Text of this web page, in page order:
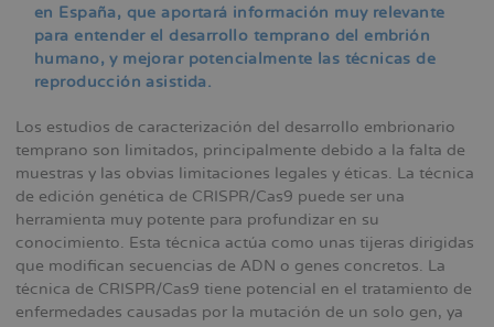
en España, que aportará información muy relevante
para entender el desarrollo temprano del embrión
humano, y mejorar potencialmente las técnicas de
reproducción asistida.
Los estudios de caracterización del desarrollo embrionario
temprano son limitados, principalmente debido a la falta de
muestras y las obvias limitaciones legales y éticas. La técnica
de edición genética de CRISPR/Cas9 puede ser una
herramienta muy potente para profundizar en su
conocimiento. Esta técnica actúa como unas tijeras dirigidas
que modifican secuencias de ADN o genes concretos. La
técnica de CRISPR/Cas9 tiene potencial en el tratamiento de
enfermedades causadas por la mutación de un solo gen, ya